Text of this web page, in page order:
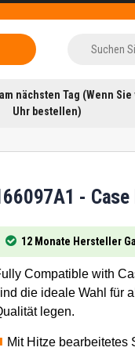
nächsten Tag (Wenn Sie
Uhr bestellen)
-
12 Monate Hersteller
Compatible with
die ideale Wahl für
legen.
Mit Hitze bearbeitetes